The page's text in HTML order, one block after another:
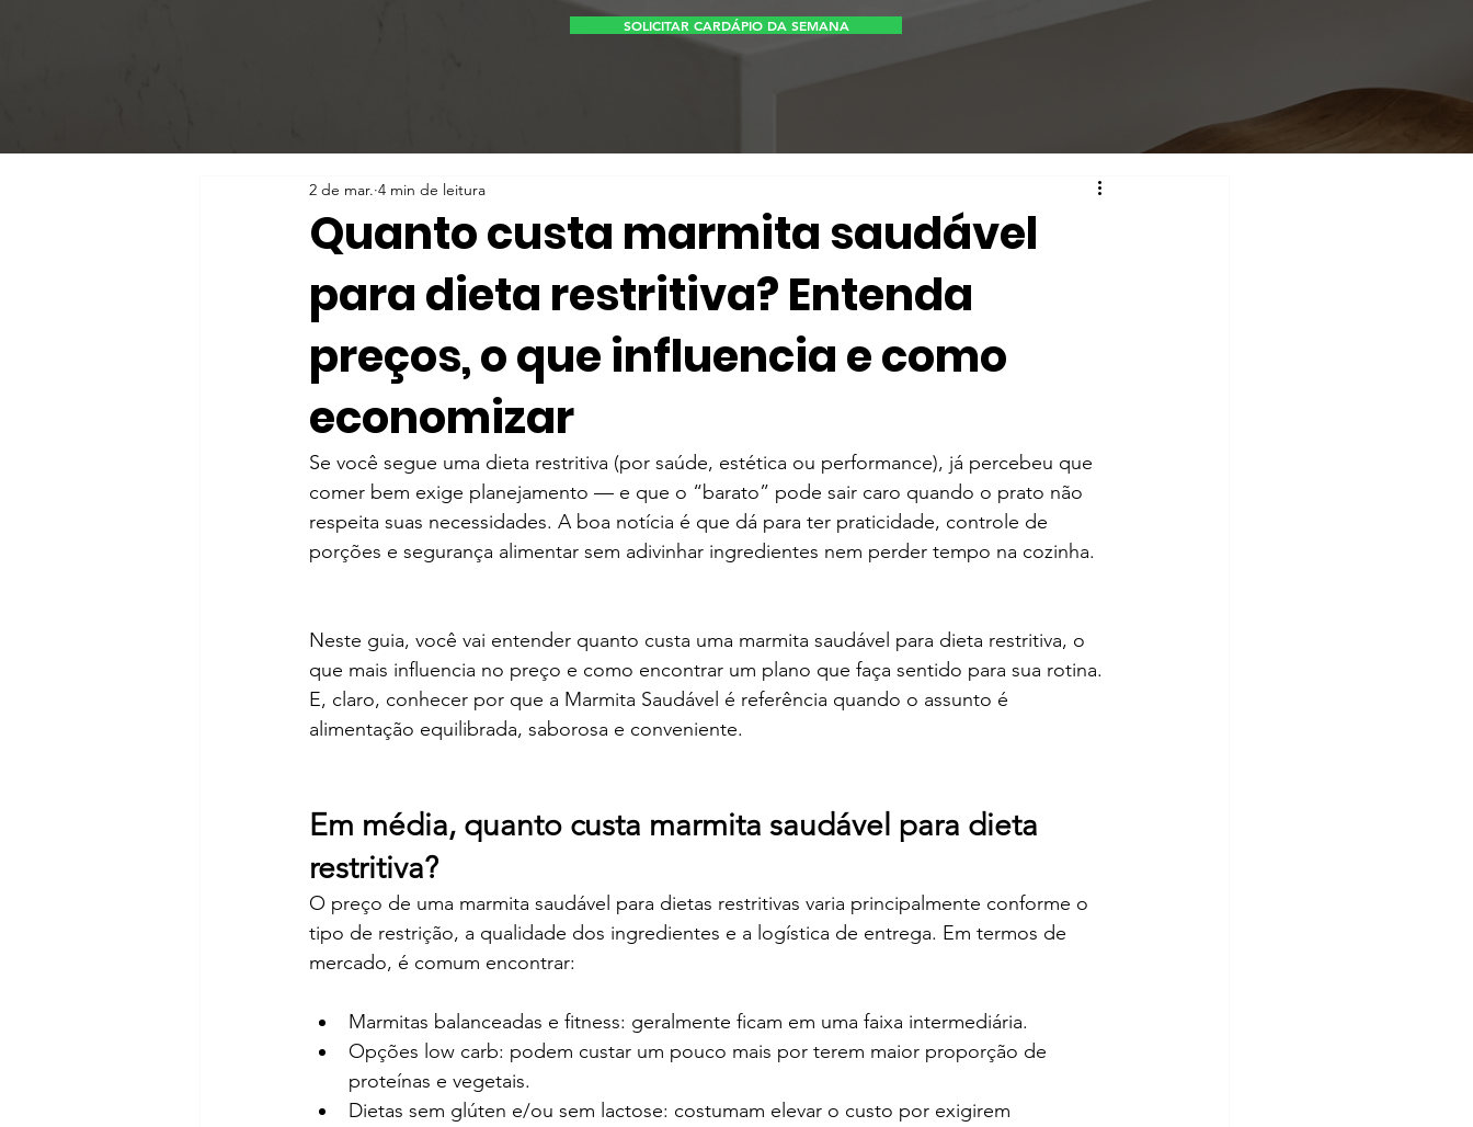
SOLICITAR CARDÁPIO DA SEMANA
Quanto custa marmita saudável
para dieta restritiva? Entenda
preços, o que influencia e como
economizar
2 de mar. 4 min de leitura
Se você segue uma dieta restritiva (por saúde, estética ou performance), já percebeu que
comer bem exige planejamento — e que o “barato” pode sair caro quando o prato não
respeita suas necessidades. A boa notícia é que dá para ter praticidade, controle de
porções e segurança alimentar sem adivinhar ingredientes nem perder tempo na cozinha.
Neste guia, você vai entender quanto custa uma marmita saudável para dieta restritiva, o
que mais influencia no preço e como encontrar um plano que faça sentido para sua rotina.
E, claro, conhecer por que a Marmita Saudável é referência quando o assunto é
alimentação equilibrada, saborosa e conveniente.
Em média, quanto custa marmita saudável para dieta
restritiva?
O preço de uma marmita saudável para dietas restritivas varia principalmente conforme o
tipo de restrição, a qualidade dos ingredientes e a logística de entrega. Em termos de
mercado, é comum encontrar:
Marmitas balanceadas e fitness: geralmente ficam em uma faixa intermediária.
Opções low carb: podem custar um pouco mais por terem maior proporção de
proteínas e vegetais.
Dietas sem glúten e/ou sem lactose: costumam elevar o custo por exigirem